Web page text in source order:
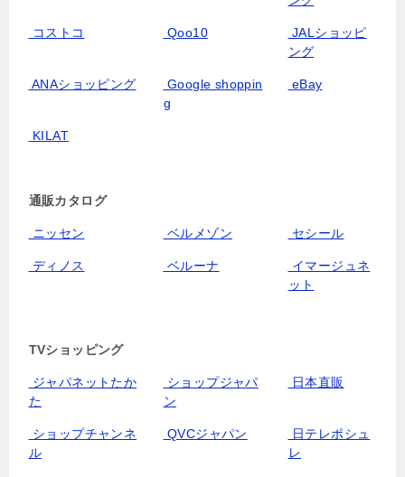
コストコ Qoo10
JALショッピ
ング
ANAショッピング
Google shoppin
g
eBay
KILAT
通販カタログ
ニッセン ベルメゾン セシール
ディノス ベルーナ
イマージュネ
ット
TVショッピング
ジャパネットたか
た
ショップジャパ
ン
日本直販
ショップチャンネ
ル
QVCジャパン
日テレポシュ
レ